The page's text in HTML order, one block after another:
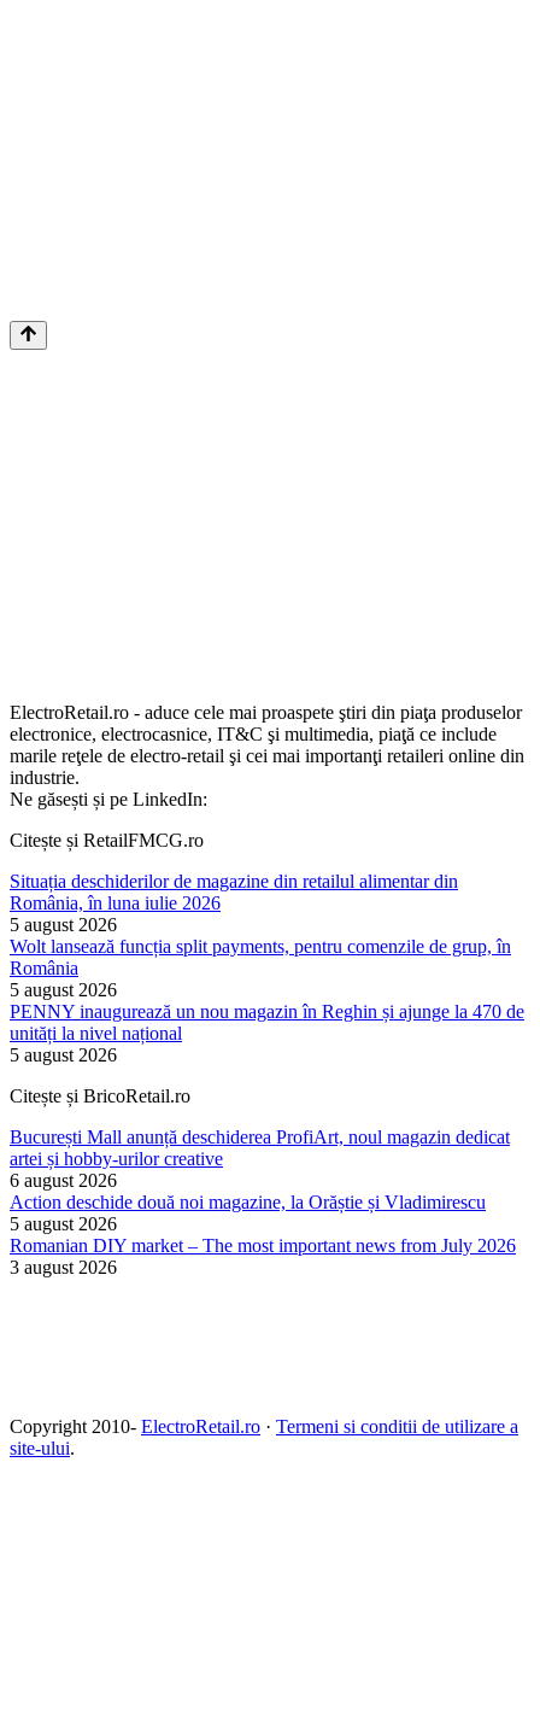
ElectroRetail.ro - aduce cele mai proaspete ştiri din piaţa produselor
electronice, electrocasnice, IT&C şi multimedia, piaţă ce include
marile reţele de electro-retail şi cei mai importanţi retaileri online din
industrie.
Ne găsești și pe LinkedIn:
Citește și RetailFMCG.ro
Situația deschiderilor de magazine din retailul alimentar din
România, în luna iulie 2026
5 august 2026
Wolt lansează funcția split payments, pentru comenzile de grup, în
România
5 august 2026
PENNY inaugurează un nou magazin în Reghin și ajunge la 470 de
unități la nivel național
5 august 2026
Citește și BricoRetail.ro
București Mall anunță deschiderea ProfiArt, noul magazin dedicat
artei și hobby-urilor creative
6 august 2026
Action deschide două noi magazine, la Orăștie și Vladimirescu
5 august 2026
Romanian DIY market – The most important news from July 2026
3 august 2026
Copyright 2010- ElectroRetail.ro · Termeni si conditii de utilizare a
site-ului.